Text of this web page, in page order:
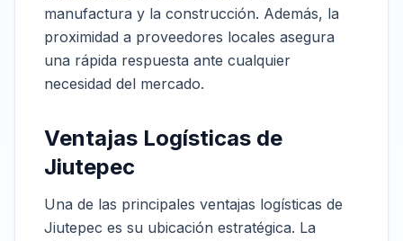
manufactura y la construcción. Además, la
proximidad a proveedores locales asegura
una rápida respuesta ante cualquier
necesidad del mercado.
Ventajas Logísticas de
Jiutepec
Una de las principales ventajas logísticas de
Jiutepec es su ubicación estratégica. La